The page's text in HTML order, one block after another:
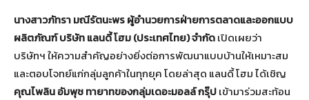
นางสาวภัทรา มณีรัตนะพร ผู้อำนวยการฝ่ายการตลาดและออกแบบ
ผลิตภัณฑ์ บริษัท แลนดี้ โฮม (ประเทศไทย) จำกัดเปิดเผยว่า
บริษัทฯ ให้ความสำคัญอย่างยิ่งต่อการพัฒนาแบบบ้านให้เหมาะสม
และตอบโจทย์แก่กลุ่มลูกค้าในทุกยุค โดยล่าสุด แลนดี้ โฮม ได้เชิญ
คุณไพลิน อัมพุช ทายาทของกลุ่มเดอะมอลล์ กรุ๊ปเข้ามาร่วมสะท้อน